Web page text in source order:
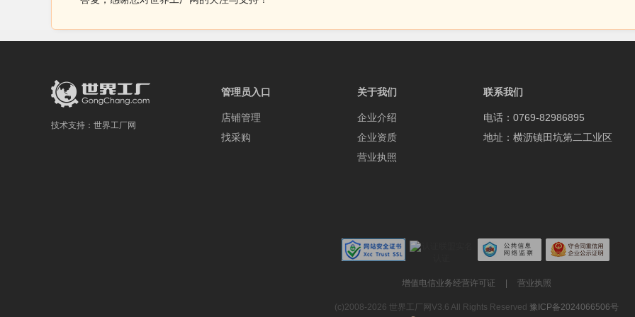
技术支持： 世界工厂网
管理员入口
店铺管理
找采购
关于我们
企业介绍
企业资质
营业执照
联系我们
电话：0769-82986895
地址：横沥镇田坑第二工业区
增值电信业务经营许可证 营业执照
(c)2008-2026 世界工厂网V3.6 All Rights Reserved 豫ICP备2024066506号